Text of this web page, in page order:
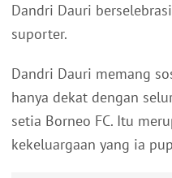
Dandri Dauri
suporter.
Dandri Dauri memang
hanya dekat dengan
setia Borneo FC. Itu
kekeluargaan yang ia